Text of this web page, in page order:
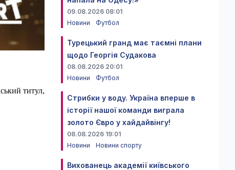
титул,
09.08.2026 08:01
Новини
Футбол
Турецький гранд має таємні плани
щодо Георгія Судакова
08.08.2026 20:01
Новини
Футбол
Стрибки у воду. Україна вперше в
історії нашої команди виграла
золото Євро у хайдайвінгу!
08.08.2026 19:01
Новини
Новини спорту
Вихованець академії київського